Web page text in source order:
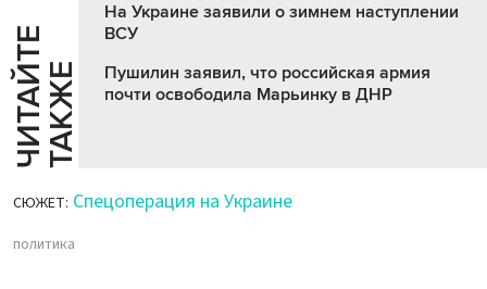
Ч
И
Т
АЙ
Т
Е
Т
А
К
ЖЕ
На Украине заявили о зимнем наступлении
ВСУ
Пушилин заявил, что российская армия
почти освободила Марьинку в ДНР
СЮЖЕТ: Спецоперация на Украине
политика